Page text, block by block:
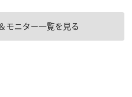
モニター一覧を見る